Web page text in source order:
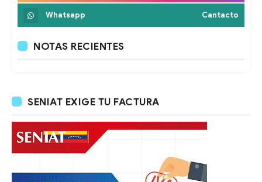
Whatsapp Cantacto
NOTAS RECIENTES
SENIAT EXIGE TU FACTURA